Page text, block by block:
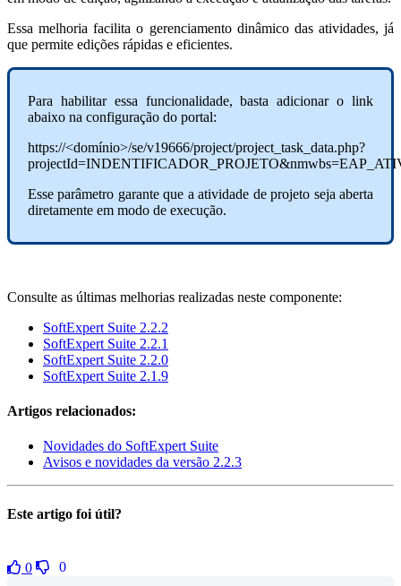
Essa melhoria facilita o gerenciamento dinâmico das atividades, já
que permite edições rápidas e eficientes.
Para habilitar essa funcionalidade, basta adicionar o link
abaixo na configuração do portal:
https://<domínio>/se/v19666/project/project_task_data.php?
Esse parâmetro garante que a atividade de projeto seja aberta
diretamente em modo de execução.
Consulte as últimas melhorias realizadas neste componente:
SoftExpert Suite 2.2.2
SoftExpert Suite 2.2.1
SoftExpert Suite 2.2.0
SoftExpert Suite 2.1.9
Artigos relacionados:
Novidades do SoftExpert Suite
Avisos e novidades da versão 2.2.3
Este artigo foi útil?
0 0